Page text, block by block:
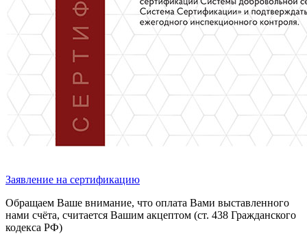
Заявление на сертификацию
Обращаем Ваше внимание, что оплата Вами выставленного
нами счёта, считается Вашим акцептом (ст. 438 Гражданского
кодекса РФ)